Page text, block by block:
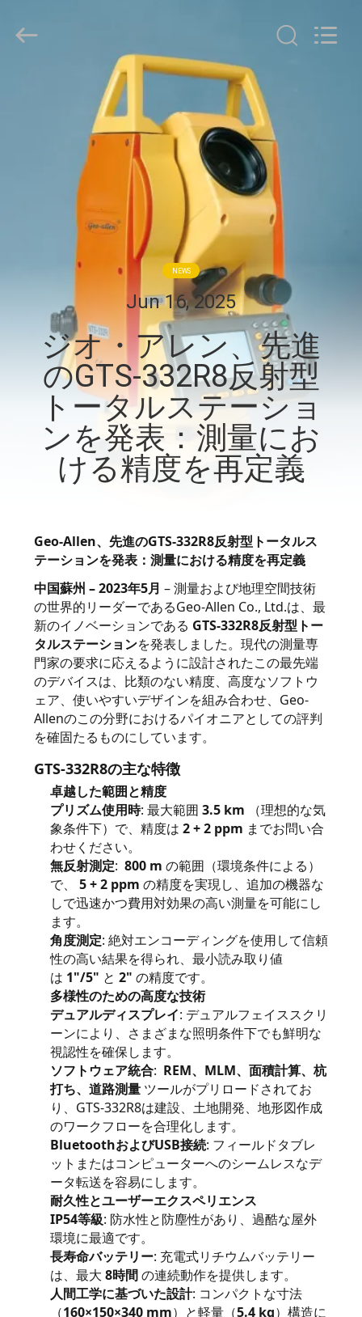
2020
NEWS
Jun 16, 2025
ジオ・アレン、先進
のGTS-332R8反射型
トータルステーショ
ンを発表：測量にお
ける精度を再定義
Geo-Allen、先進のGTS-332R8反射型トータルス
テーションを発表：測量における精度を再定義
中国蘇州 – 2023年5月 – 測量および地理空間技術
の世界的リーダーであるGeo-Allen Co., Ltd.は、最
新のイノベーションである GTS-332R8反射型トー
タルステーションを発表しました。現代の測量専
門家の要求に応えるように設計されたこの最先端
のデバイスは、比類のない精度、高度なソフトウ
ェア、使いやすいデザインを組み合わせ、Geo-
Allenのこの分野におけるパイオニアとしての評判
を確固たるものにしています。
GTS-332R8の主な特徴
卓越した範囲と精度
プリズム使用時: 最大範囲 3.5 km （理想的な気
象条件下）で、精度は 2 + 2 ppm までお問い合
わせください。
無反射測定: 800 m の範囲（環境条件による）
で、 5 + 2 ppm の精度を実現し、追加の機器な
しで迅速かつ費用対効果の高い測量を可能にし
ます。
角度測定: 絶対エンコーディングを使用して信頼
性の高い結果を得られ、最小読み取り値
は 1"/5" と 2" の精度です。
多様性のための高度な技術
デュアルディスプレイ: デュアルフェイススクリ
ーンにより、さまざまな照明条件下でも鮮明な
視認性を確保します。
ソフトウェア統合: REM、MLM、面積計算、杭
打ち、道路測量ツールがプリロードされてお
り、GTS-332R8は建設、土地開発、地形図作成
のワークフローを合理化します。
BluetoothおよびUSB接続: フィールドタブレ
ットまたはコンピューターへのシームレスなデ
ータ転送を容易にします。
耐久性とユーザーエクスペリエンス
IP54等級: 防水性と防塵性があり、過酷な屋外
環境に最適です。
長寿命バッテリー: 充電式リチウムバッテリー
は、最大 8時間の連続動作を提供します。
人間工学に基づいた設計: コンパクトな寸法
（160×150×340 mm）と軽量（5.4 kg）構造に